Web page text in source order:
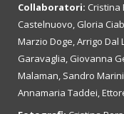
Collaboratori: Cristina
Castelnuovo, Gloria
Marzio Doge, Arrigo Dal
Garavaglia, Giovanna
Malaman, Sandro
Annamaria Taddei,